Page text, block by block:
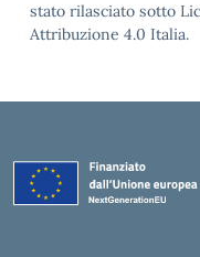
stato rilasciato sotto
Attribuzione 4.0 Italia.